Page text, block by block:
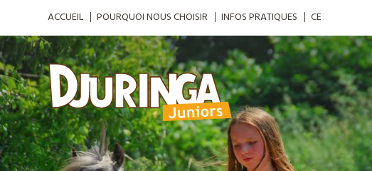
ACCUEIL POURQUOI NOUS CHOISIR INFOS PRATIQUES CE